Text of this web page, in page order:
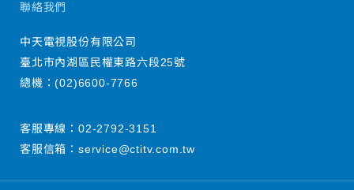
聯絡我們
中天電視股份有限公司
臺北市內湖區民權東路六段25號
總機：(02)6600-7766
客服專線： 02-2792-3151
客服信箱： service@ctitv.com.tw